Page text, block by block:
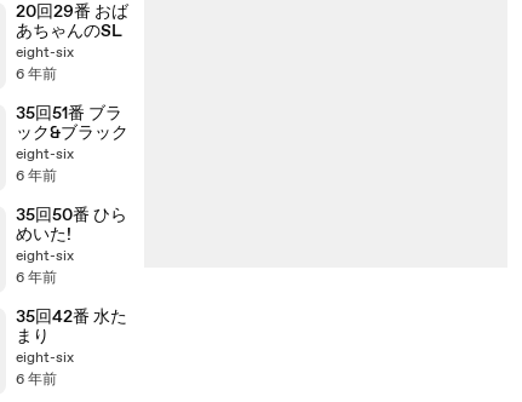
20回29番 おば
あちゃんのSL
eight-six
6 年前
35回51番 ブラ
ック&ブラック
eight-six
6 年前
35回50番 ひら
めいた!
eight-six
6 年前
35回42番 水た
まり
eight-six
6 年前